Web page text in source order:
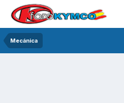
Mecánica